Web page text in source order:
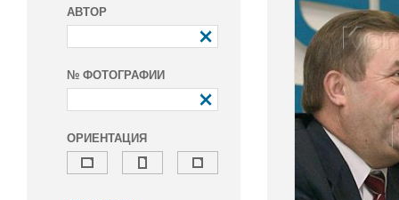
АВТОР
№ ФОТОГРАФИИ
ОРИЕНТАЦИЯ